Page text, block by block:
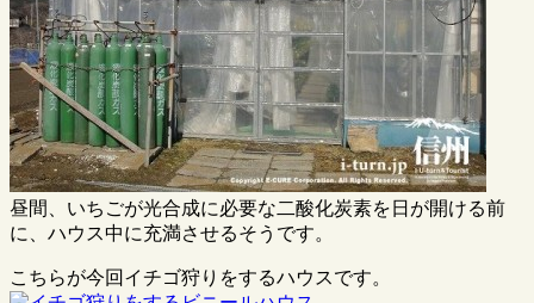
昼間、いちごが光合成に必要な二酸化炭素を日が開ける前
に、ハウス中に充満させるそうです。
こちらが今回イチゴ狩りをするハウスです。